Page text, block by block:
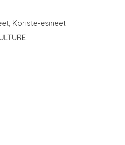
, Koriste-esineet